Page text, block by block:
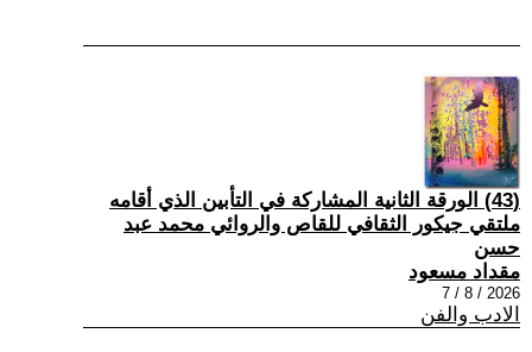
(43) الورقة الثانية المشاركة في التأبين الذي أقامه
ملتقي جيكور الثقافي للقاص والروائي محمد عبد
حسن
مقداد مسعود
2026 / 8 / 7
الادب والفن